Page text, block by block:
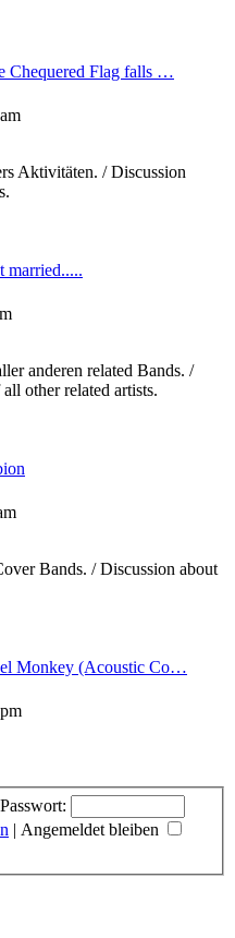
Chequered Flag falls …
Aktivitäten. / Discussion
married.....
anderen related Bands. /
other related artists.
Bands. / Discussion about
Monkey (Acoustic Co…
Passwort:
| Angemeldet bleiben